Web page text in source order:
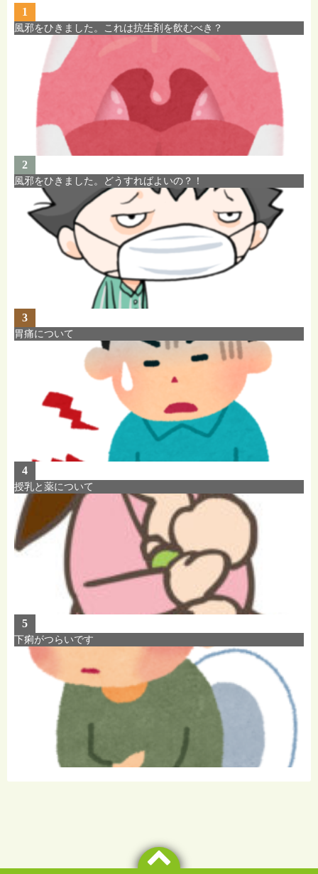
1
風邪をひきました。これは抗生剤を飲むべき？
2
風邪をひきました。どうすればよいの？！
3
胃痛について
4
授乳と薬について
5
下痢がつらいです